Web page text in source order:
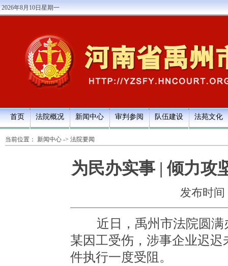
2026年8月10日星期一
首页 法院概况 新闻中心 审判参阅 队伍建设 法苑文化
当前位置： 新闻中心 -> 法院要闻
为民办实事 | 倾力攻
发布时间
近日，禹州市法院圆满
某因工受伤，涉事企业迟
件执行一度受阻。